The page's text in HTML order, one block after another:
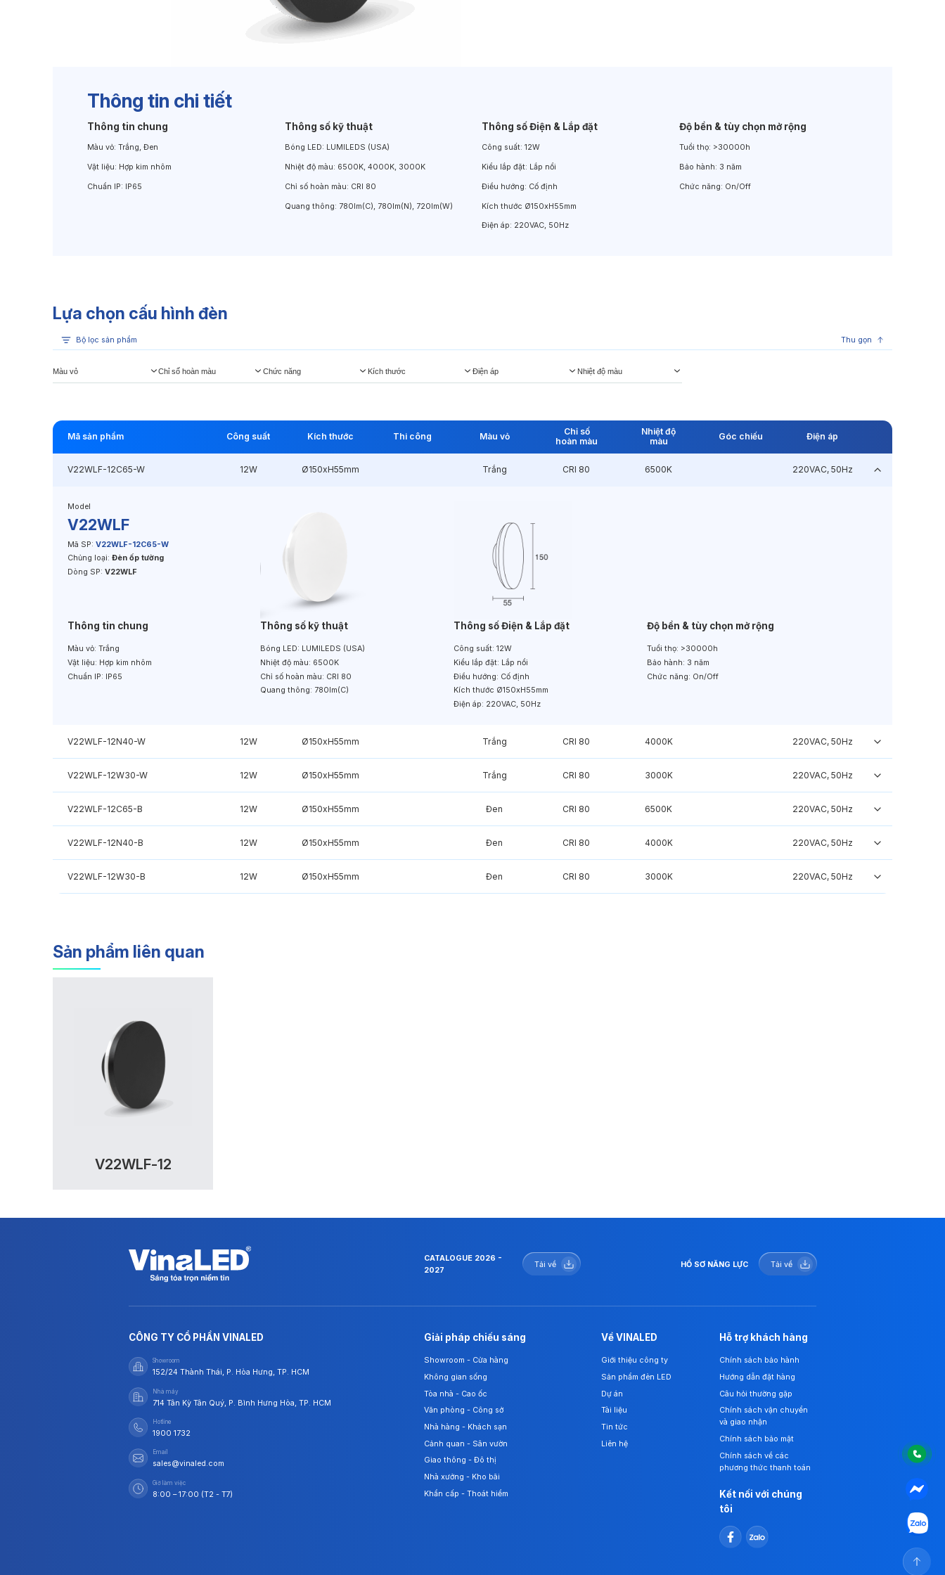
Thông tin chi tiết
Thông tin chung
Màu vỏ: Trắng, Đen
Vật liệu: Hợp kim nhôm
Chuẩn IP: IP65
Thông số kỹ thuật
Bóng LED: LUMILEDS (USA)
Nhiệt độ màu: 6500K, 4000K, 3000K
Chỉ số hoàn màu: CRI 80
Quang thông: 780lm(C), 780lm(N), 720lm(W)
Thông số Điện & Lắp đặt
Công suất:12W
Kiểu lắp đặt: Lắp nổi
Điều hướng: Cố định
Kích thước Ø150xH55mm
Điện áp: 220VAC, 50Hz
Độ bền & tùy chọn mở rộng
Tuổi thọ: >30000h
Bảo hành: 3 năm
Chức năng: On/Off
Lựa chọn cấu hình đèn
Bộ lọc sản phẩm Thu gọn
Màu vỏ Chỉ số hoàn màu Chức năng Kích thước Điện áp Nhiệt độ màu
Mã sản phẩm Công suất Kích thước Thi công Màu vỏ
Chỉ số
hoàn màu
Nhiệt độ
màu
Góc chiếu Điện áp
V22WLF-12C65-W 12W Ø150xH55mm Trắng CRI 80 6500K 220VAC, 50Hz
Model
V22WLF
Mã SP: V22WLF-12C65-W
Chủng loại: Đèn ốp tường
Dòng SP: V22WLF
Thông tin chung
Màu vỏ: Trắng
Vật liệu: Hợp kim nhôm
Chuẩn IP: IP65
Thông số kỹ thuật
Bóng LED: LUMILEDS (USA)
Nhiệt độ màu: 6500K
Chỉ số hoàn màu: CRI 80
Quang thông: 780lm(C)
Thông số Điện & Lắp đặt
Công suất: 12W
Kiểu lắp đặt: Lắp nổi
Điều hướng: Cố định
Kích thước Ø150xH55mm
Điện áp: 220VAC, 50Hz
Độ bền & tùy chọn mở rộng
Tuổi thọ: >30000h
Bảo hành: 3 năm
Chức năng: On/Off
V22WLF-12N40-W 12W Ø150xH55mm Trắng CRI 80 4000K 220VAC, 50Hz
V22WLF-12W30-W 12W Ø150xH55mm Trắng CRI 80 3000K 220VAC, 50Hz
V22WLF-12C65-B 12W Ø150xH55mm Đen CRI 80 6500K 220VAC, 50Hz
V22WLF-12N40-B 12W Ø150xH55mm Đen CRI 80 4000K 220VAC, 50Hz
V22WLF-12W30-B 12W Ø150xH55mm Đen CRI 80 3000K 220VAC, 50Hz
Sản phẩm liên quan
V22WLF-12
CATALOGUE 2026 -
2027
Tải về HỒ SƠ NĂNG LỰC Tải về
CÔNG TY CỔ PHẦN VINALED
Showroom
152/24 Thành Thái, P. Hòa Hưng, TP. HCM
Nhà máy
714 Tân Kỳ Tân Quý, P. Bình Hưng Hòa, TP. HCM
Hotline
1900 1732
Email
sales@vinaled.com
Giờ làm việc
8:00 – 17:00 (T2 - T7)
Giải pháp chiếu sáng
Showroom - Cửa hàng
Không gian sống
Tòa nhà - Cao ốc
Văn phòng - Công sở
Nhà hàng - Khách sạn
Cảnh quan - Sân vườn
Giao thông - Đô thị
Nhà xưởng - Kho bãi
Khẩn cấp - Thoát hiểm
Về VINALED
Giới thiệu công ty
Sản phẩm đèn LED
Dự án
Tài liệu
Tin tức
Liên hệ
Hỗ trợ khách hàng
Chính sách bảo hành
Hướng dẫn đặt hàng
Câu hỏi thường gặp
Chính sách vận chuyển
và giao nhận
Chính sách bảo mật
Chính sách về các
phương thức thanh toán
Kết nối với chúng
tôi